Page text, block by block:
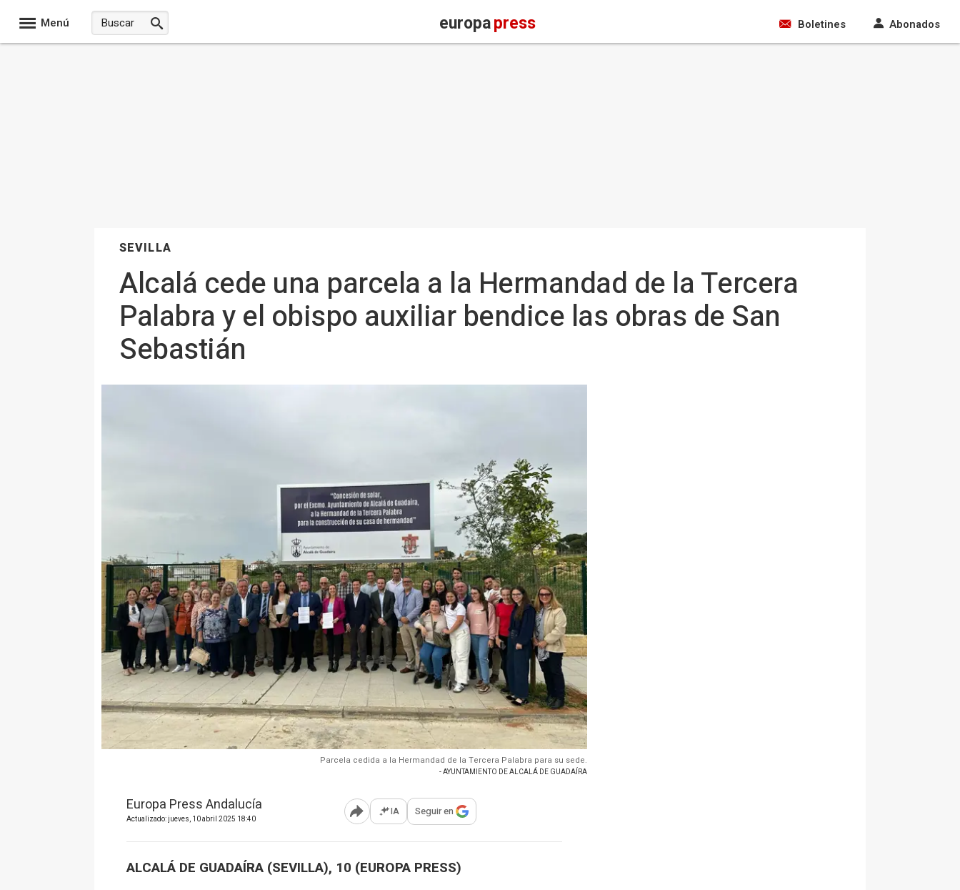
Menú europapress Boletines Abonados
SEVILLA
Alcalá cede una parcela a la Hermandad de la Tercera
Palabra y el obispo auxiliar bendice las obras de San
Sebastián
Parcela cedida a la Hermandad de la Tercera Palabra para su sede.
- AYUNTAMIENTO DE ALCALÁ DE GUADAÍRA
Europa Press Andalucía
Actualizado: jueves, 10 abril 2025 18:40 Abrir opciones para compartir
IA Seguir en
ALCALÁ DE GUADAÍRA (SEVILLA), 10 (EUROPA PRESS)